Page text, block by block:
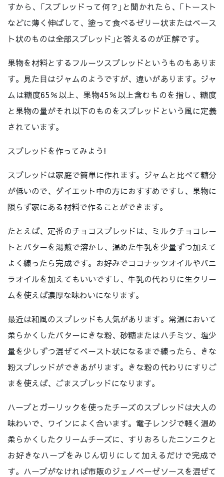
すから、｢スプレッドって何？｣と聞かれたら、｢トースト
などに薄く伸ばして、塗って食べるゼリー状またはペース
ト状のものは全部スプレッド｣と答えるのが正解です。
果物を材料とするフルーツスプレッドというものもありま
す。見た目はジャムのようですが、違いがあります。ジャ
ムは糖度65％以上、果物45％以上含むものを指し、糖度
と果物の量がそれ以下のものをスプレッドという風に定義
されています。
スプレッドを作ってみよう!
スプレッドは家庭で簡単に作れます。ジャムと比べて糖分
が低いので、ダイエット中の方におすすめですし、果物に
限らず家にある材料で作ることができます。
たとえば、定番のチョコスプレッドは、ミルクチョコレー
トとバターを湯煎で溶かし、温めた牛乳を少量ずつ加えて
よく練ったら完成です。お好みでココナッツオイルやバニ
ラオイルを加えてもいいですし、牛乳の代わりに生クリー
ムを使えば濃厚な味わいになります。
最近は和風のスプレッドも人気があります。常温において
柔らかくしたバターにきな粉、砂糖またはハチミツ、塩少
量を少しずつ混ぜてペースト状になるまで練ったら、きな
粉スプレッドができあがります。きな粉の代わりにすりご
まを使えば、ごまスプレッドになります。
ハーブとガーリックを使ったチーズのスプレッドは大人の
味わいで、ワインによく合います。電子レンジで軽く温め
柔らかくしたクリームチーズに、すりおろしたニンニクと
お好きなハーブをみじん切りにして加えるだけで完成で
す。ハーブがなければ市販のジェノベーゼソースを混ぜて